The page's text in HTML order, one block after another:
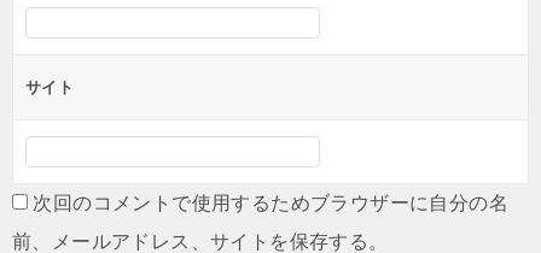
サイト
次回のコメントで使用するためブラウザーに自分の名
前、メールアドレス、サイトを保存する。